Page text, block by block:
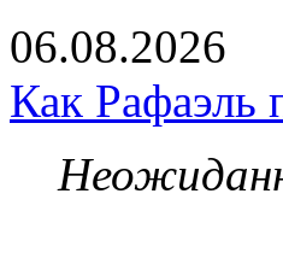
06.08.2026
Как Рафаэль